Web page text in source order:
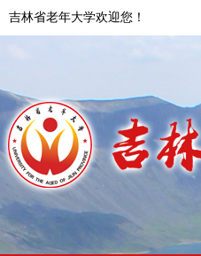
吉林省老年大学欢迎您！